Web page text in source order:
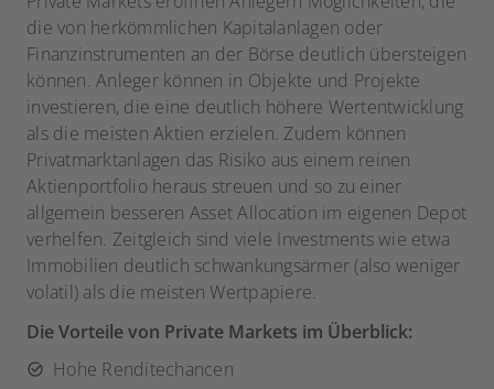
die von herkömmlichen Kapitalanlagen oder
Finanzinstrumenten an der Börse deutlich übersteigen
können. Anleger können in Objekte und Projekte
investieren, die eine deutlich höhere Wertentwicklung
als die meisten Aktien erzielen. Zudem können
Privatmarktanlagen das Risiko aus einem reinen
Aktienportfolio heraus streuen und so zu einer
allgemein besseren Asset Allocation im eigenen Depot
verhelfen. Zeitgleich sind viele Investmentswie etwa
Immobilien deutlich schwankungsärmer (also weniger
volatil) als die meisten Wertpapiere.
Die Vorteile von Private Markets im Überblick:
Hohe Renditechancen